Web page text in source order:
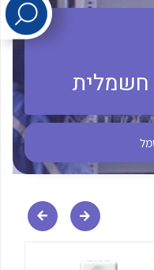
לכל מוצרי היצרן
חשמלית